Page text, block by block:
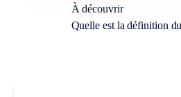
À découvrir
Quelle est la définition